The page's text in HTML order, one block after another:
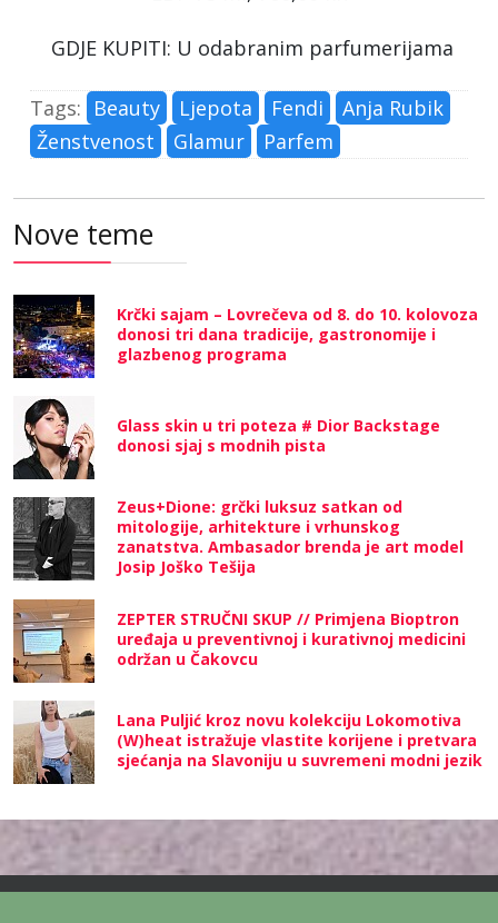
GDJE KUPITI: U odabranim parfumerijama
Tags: Beauty Ljepota Fendi
Anja Rubik
Ženstvenost
Glamur Parfem
Nove teme
Krčki sajam – Lovrečeva od 8. do 10. kolovoza
donosi tri dana tradicije, gastronomije i
glazbenog programa
Glass skin u tri poteza # Dior Backstage
donosi sjaj s modnih pista
Zeus+Dione: grčki luksuz satkan od
mitologije, arhitekture i vrhunskog
zanatstva. Ambasador brenda je art model
Josip Joško Tešija
ZEPTER STRUČNI SKUP // Primjena Bioptron
uređaja u preventivnoj i kurativnoj medicini
održan u Čakovcu
Lana Puljić kroz novu kolekciju Lokomotiva
(W)heat istražuje vlastite korijene i pretvara
sjećanja na Slavoniju u suvremeni modni jezik